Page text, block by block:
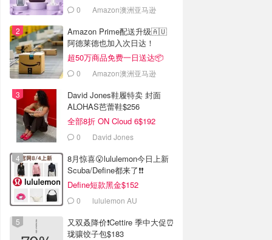
0 Amazon澳洲亚马逊
Amazon Prime配送升级🇦🇺
阿德莱德也加入次日达！
超50万商品免费一日送达📦
0 Amazon澳洲亚马逊
David Jones鞋履特卖 封面
ALOHAS芭蕾鞋$256
全部8折 ON Cloud 6$192
0 David Jones
8月惊喜😮lululemon今日上新
Scuba/Define都来了❗️❗️
Define短款黑金$152
0 lululemon AU
又双叒降价❗️Cettire 季中大促⏰
珑骧饺子包$183